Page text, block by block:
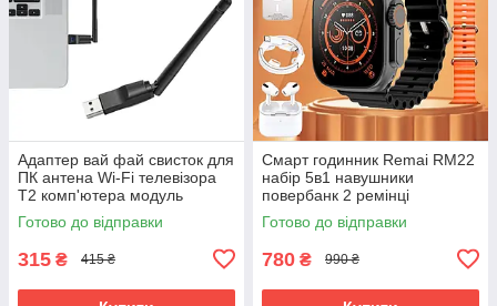
Адаптер вай фай свисток для
ПК антена Wi-Fi телевізора
Т2 комп'ютера модуль
ноутбука юсб
Готово до відправки
315 ₴ 415 ₴
Смарт годинник Remai RM22
набір 5в1 навушники
повербанк 2 ремінці
бездротова зарядка
Готово до відправки
780 ₴ 990 ₴